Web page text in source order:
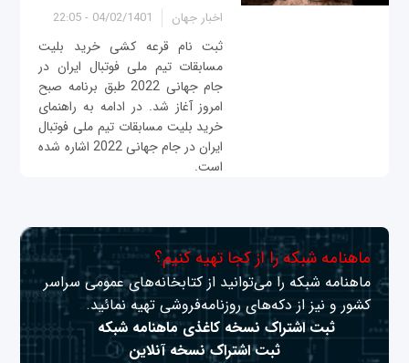
اخبار جهان 04/02/1401 - 22:05
ثبت نام قرعه کشی خرید بلیت
مسابقات تیم ملی فوتبال ایران در
جام جهانی 2022 طبق برنامه صبح
امروز آغاز شد. در ادامه به راهنمای
خرید بلیت مسابقات تیم ملی فوتبال
ایران در جام جهانی 2022 اشاره شده
است.
ماهنامه شبکه را از کجا تهیه کنیم؟
ماهنامه شبکه را می‌توانید از کتابخانه‌های عمومی سراسر
کشور و نیز از دکه‌های روزنامه‌فروشی تهیه نمائید.
ثبت اشتراک نسخه کاغذی ماهنامه شبکه
ثبت اشتراک نسخه آنلاین